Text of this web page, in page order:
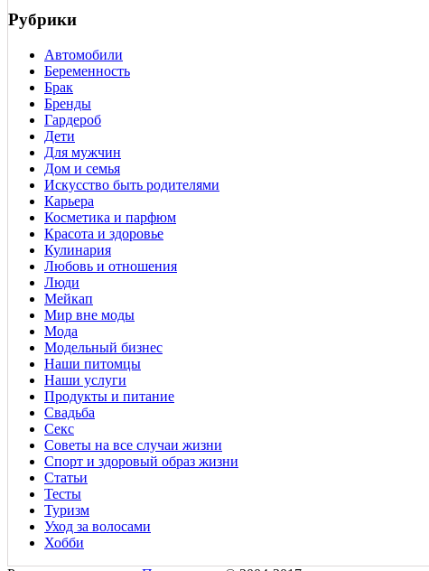
Рубрики
Автомобили
Беременность
Брак
Бренды
Гардероб
Дети
Для мужчин
Дом и семья
Искусство быть родителями
Карьера
Косметика и парфюм
Красота и здоровье
Кулинария
Любовь и отношения
Люди
Мейкап
Мир вне моды
Мода
Модельный бизнес
Наши питомцы
Наши услуги
Продукты и питание
Свадьба
Секс
Советы на все случаи жизни
Спорт и здоровый образ жизни
Статьи
Тесты
Туризм
Уход за волосами
Хобби